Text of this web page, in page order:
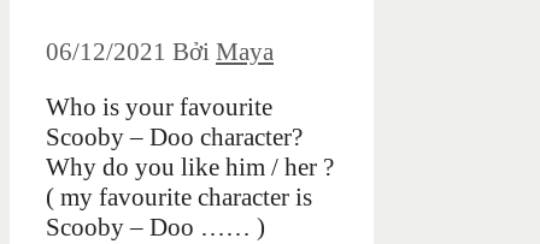
06/12/2021 Bởi Maya
Who is your favourite
Scooby – Doo character?
Why do you like him / her ?
( my favourite character is
Scooby – Doo …… )